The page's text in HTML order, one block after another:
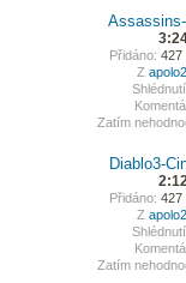
Přidáno: 427
Z
Zatím
Diablo3-
Přidáno: 427
Z
Zatím